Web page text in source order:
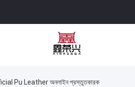
Pu Leather অনলাইন প্রস্তুতকারক